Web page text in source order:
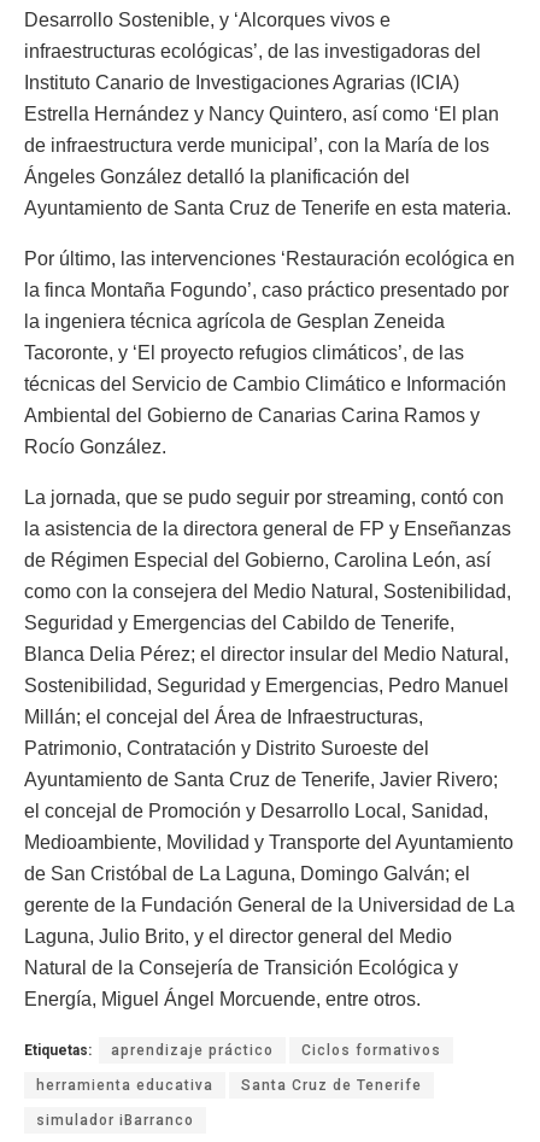
Desarrollo Sostenible, y ‘Alcorques vivos e
infraestructuras ecológicas’, de las investigadoras del
Instituto Canario de Investigaciones Agrarias (ICIA)
Estrella Hernández y Nancy Quintero, así como ‘El plan
de infraestructura verde municipal’, con la María de los
Ángeles González detalló la planificación del
Ayuntamiento de Santa Cruz de Tenerife en esta materia.
Por último, las intervenciones ‘Restauración ecológica en
la finca Montaña Fogundo’, caso práctico presentado por
la ingeniera técnica agrícola de Gesplan Zeneida
Tacoronte, y ‘El proyecto refugios climáticos’, de las
técnicas del Servicio de Cambio Climático e Información
Ambiental del Gobierno de Canarias Carina Ramos y
Rocío González.
La jornada, que se pudo seguir por streaming, contó con
la asistencia de la directora general de FP y Enseñanzas
de Régimen Especial del Gobierno, Carolina León, así
como con la consejera del Medio Natural, Sostenibilidad,
Seguridad y Emergencias del Cabildo de Tenerife,
Blanca Delia Pérez; el director insular del Medio Natural,
Sostenibilidad, Seguridad y Emergencias, Pedro Manuel
Millán; el concejal del Área de Infraestructuras,
Patrimonio, Contratación y Distrito Suroeste del
Ayuntamiento de Santa Cruz de Tenerife, Javier Rivero;
el concejal de Promoción y Desarrollo Local, Sanidad,
Medioambiente, Movilidad y Transporte del Ayuntamiento
de San Cristóbal de La Laguna, Domingo Galván; el
gerente de la Fundación General de la Universidad de La
Laguna, Julio Brito, y el director general del Medio
Natural de la Consejería de Transición Ecológica y
Energía, Miguel Ángel Morcuende, entre otros.
Etiquetas: aprendizaje práctico Ciclos formativos
herramienta educativa Santa Cruz de Tenerife
simulador iBarranco